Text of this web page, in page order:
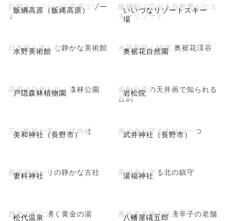
飯綱高原（飯縄高原）
自然とレジャーの高原リゾー
ト
いいづなリゾートスキー
場
飯綱町に広がる自然豊かなス
キーリゾート
水野美術館
日本画を楽しむ静かな美術館 奥裾花自然園
水芭蕉咲く秘境 奥裾花渓谷
戸隠森林植物園
高原の自然を歩く森林公園 岩松院
葛飾北斎の天井画で知られる
古刹
美和神社（長野市）
三ツ鳥居が美しい式内社 武井神社（長野市）
善光寺を守る古社の一つ
妻科神社
善光寺ゆかりの静かな古社 湯福神社
善光寺を守る北の鎮守
松代温泉
歴史の町に湧く黄金の湯 八幡屋礒五郎
善光寺名物七味唐辛子の老舗